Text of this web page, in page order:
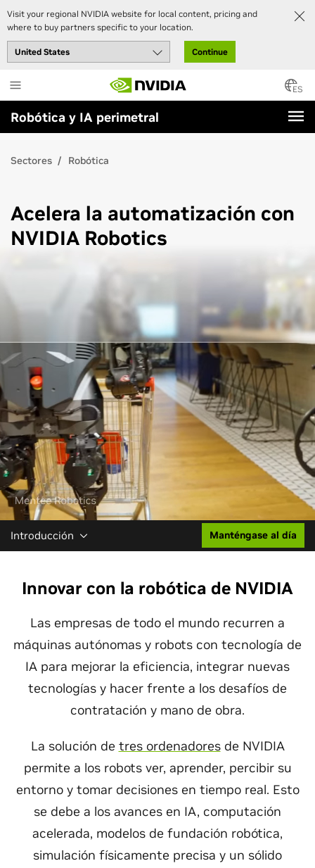
Visit your regional NVIDIA website for local content, pricing and
where to buy partners specific to your location.
Continue
to
main
content
ES
Robótica y IA perimetral
Sectores Robótica
Acelera la automatización con
NVIDIA Robotics
Introducción Manténgase al día
Innovar con la robótica de NVIDIA
Las empresas de todo el mundo recurren a
máquinas autónomas y robots con tecnología de
IA para mejorar la eficiencia, integrar nuevas
tecnologías y hacer frente a los desafíos de
contratación y mano de obra.
La solución de tres ordenadoresde NVIDIA
permite a los robots ver, aprender, percibir su
entorno y tomar decisiones en tiempo real. Esto
se debe a los avances en IA, computación
acelerada, modelos de fundación robótica,
simulación físicamente precisa y un sólido